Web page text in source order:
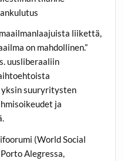
liikettä,
on mahdollinen.”
uusliberaaliin
yksin suuryritysten
ja
(World Social
Alegressa,